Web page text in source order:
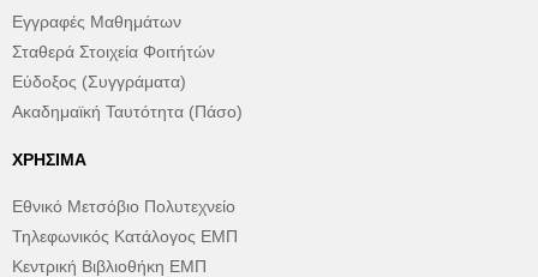
Εγγραφές Μαθημάτων
Σταθερά Στοιχεία Φοιτήτών
Εύδοξος (Συγγράματα)
Ακαδημαϊκή Ταυτότητα (Πάσο)
ΧΡΉΣΙΜΑ
Εθνικό Μετσόβιο Πολυτεχνείο
Τηλεφωνικός Κατάλογος ΕΜΠ
Κεντρική Βιβλιοθήκη ΕΜΠ